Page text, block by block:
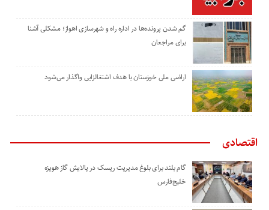
گم شدن پرونده‌ها در اداره راه و شهرسازی اهواز؛ مشکلی آشنا
برای مراجعان
اراضی ملی خوزستان با هدف اشتغالزایی واگذار می‌شود
اقتصادی
گام بلند برای بلوغ مدیریت ریسک در پالایش گاز هویزه
خلیج‌فارس